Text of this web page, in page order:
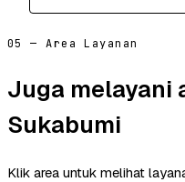
05 — Area Layanan
Juga melayani
Sukabumi
Klik area untuk melihat